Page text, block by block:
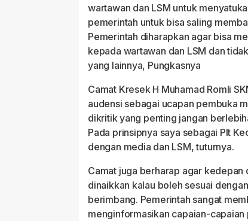
wartawan dan LSM untuk
pemerintah untuk bisa saling
Pemerintah diharapkan agar bisa
kepada wartawan dan LSM dan
yang lainnya, Pungkasnya
Camat Kresek H Muhamad Romli
audensi sebagai ucapan pembuka
dikritik yang penting jangan
Pada prinsipnya saya sebagai Plt
dengan media dan LSM, tuturnya.
Camat juga berharap agar kedepan
dinaikkan kalau boleh sesuai
berimbang. Pemerintah sangat
menginformasikan capaian-